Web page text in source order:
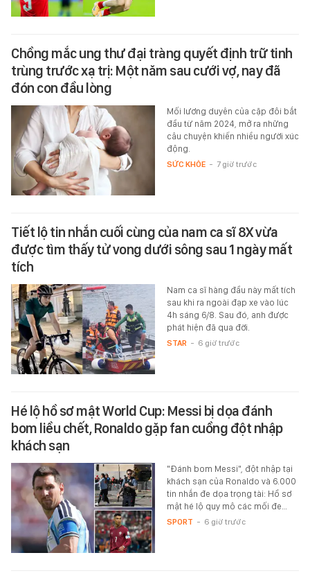
Chồng mắc ung thư đại tràng quyết định trữ tinh
trùng trước xạ trị: Một năm sau cưới vợ, nay đã
đón con đầu lòng
Mối lương duyên của cặp đôi bắt
đầu từ năm 2024, mở ra những
câu chuyện khiến nhiều người xúc
động.
SỨC KHỎE - 7 giờ trước
Tiết lộ tin nhắn cuối cùng của nam ca sĩ 8X vừa
được tìm thấy tử vong dưới sông sau 1 ngày mất
tích
Nam ca sĩ hàng đầu này mất tích
sau khi ra ngoài đạp xe vào lúc
4h sáng 6/8. Sau đó, anh được
phát hiện đã qua đời.
STAR - 6 giờ trước
Hé lộ hồ sơ mật World Cup: Messi bị dọa đánh
bom liều chết, Ronaldo gặp fan cuồng đột nhập
khách sạn
"Đánh bom Messi", đột nhập tại
khách sạn của Ronaldo và 6.000
tin nhắn đe dọa trọng tài: Hồ sơ
mật hé lộ quy mô các mối đe…
SPORT - 6 giờ trước